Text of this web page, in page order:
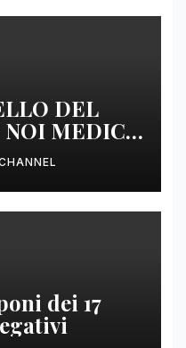
DEL
NOI MEDICI
ARMI
dei 17